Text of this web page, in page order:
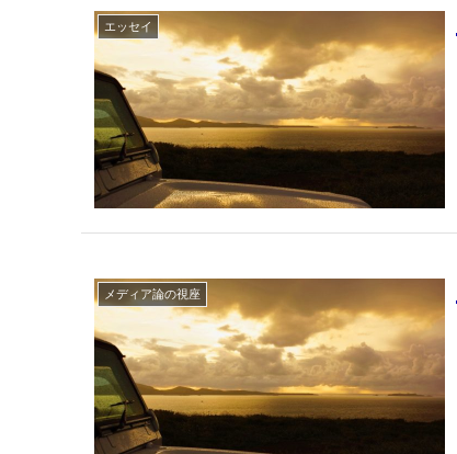
エッセイ
メディア論の視座